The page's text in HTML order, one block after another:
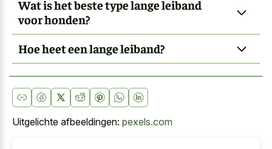
Wat is het beste type lange leiband
voor honden?
Hoe heet een lange leiband?
Uitgelichte afbeeldingen: pexels.com